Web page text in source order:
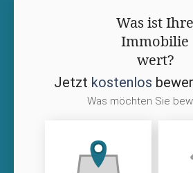
Was ist Ihre
Immobilie
wert?
Jetzt kostenlos
Was möchten Sie